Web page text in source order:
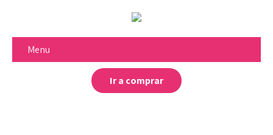
Menu
Ir a comprar